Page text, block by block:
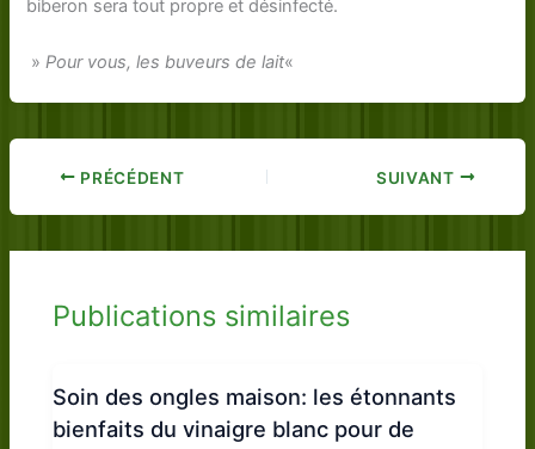
biberon sera tout propre et désinfecté.
»Pour vous, les buveurs de lait«
PRÉCÉDENT SUIVANT
Publications similaires
Soin des ongles maison: les étonnants
bienfaits du vinaigre blanc pour de